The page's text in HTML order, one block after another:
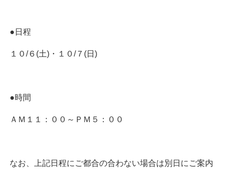
●日程
１０/６(土)・１０/７(日)
●時間
ＡＭ１１：００～ＰＭ５：００
なお、上記日程にご都合の合わない場合は別日にご案内